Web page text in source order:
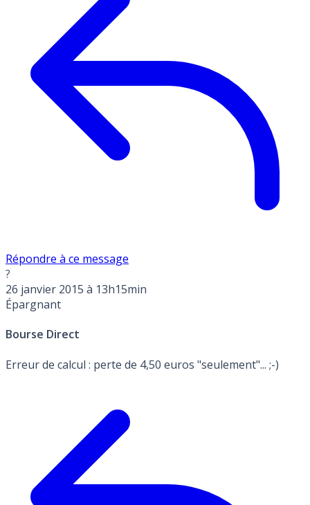
Répondre à ce message
?
26 janvier 2015 à 13h15min
Épargnant
Bourse Direct
Erreur de calcul : perte de 4,50 euros "seulement"... ;-)